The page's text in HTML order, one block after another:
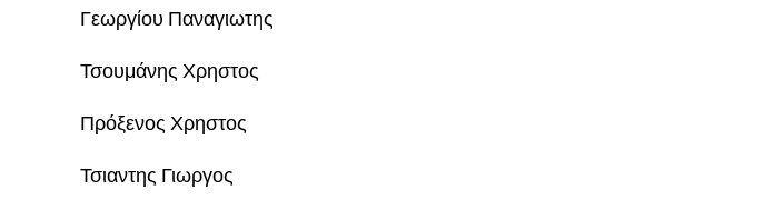
Γεωργίου Παναγιωτης
Τσουμάνης Χρηστος
Πρόξενος Χρηστος
Τσιαντης Γιωργος